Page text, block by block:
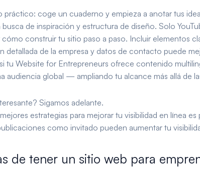
práctico: coge un cuaderno y empieza a anotar tus
de inspiración y estructura de diseño. Solo
cómo construir tu sitio paso a paso. Incluir elementos
detallada de la empresa y datos de contacto puede
tu Website for Entrepreneurs ofrece contenido
audiencia global — ampliando tu alcance más allá de
Sigamos adelante.
estrategias para mejorar tu visibilidad en línea
como invitado pueden aumentar tu
de tener un sitio web para